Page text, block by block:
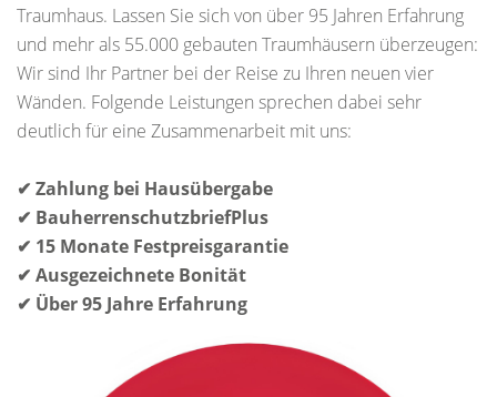
Traumhaus. Lassen Sie sich von über 95 Jahren Erfahrung
und mehr als 55.000 gebauten Traumhäusern überzeugen:
Wir sind Ihr Partner bei der Reise zu Ihren neuen vier
Wänden. Folgende Leistungen sprechen dabei sehr
deutlich für eine Zusammenarbeit mit uns:
✔ Zahlung bei Hausübergabe
✔ BauherrenschutzbriefPlus
✔ 15 Monate Festpreisgarantie
✔ Ausgezeichnete Bonität
✔ Über 95 Jahre Erfahrung